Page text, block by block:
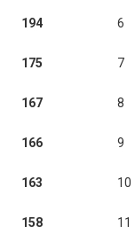
194 6
175 7
167 8
166 9
163 10
158 11